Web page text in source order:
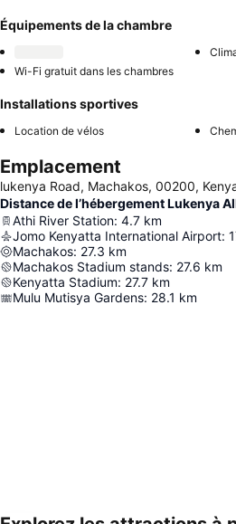
Équipements de la chambre
Wi-Fi gratuit dans les chambres
Installations sportives
Location de vélos
Emplacement
lukenya Road, Machakos, 00200,
Distance de l’hébergement Lukenya
Athi River Station: 4.7 km
Jomo Kenyatta International Airport:
Machakos: 27.3 km
Machakos Stadium stands: 27.6 km
Kenyatta Stadium: 27.7 km
Mulu Mutisya Gardens: 28.1 km